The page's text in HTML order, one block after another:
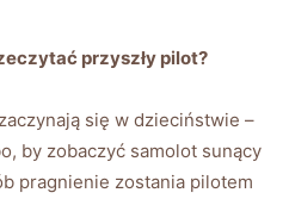
przyszły pilot?
‍się ‍w dzieciństwie –
by zobaczyć ⁤samolot sunący
pragnienie zostania pilotem